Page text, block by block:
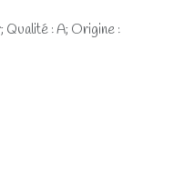
: A; Origine :